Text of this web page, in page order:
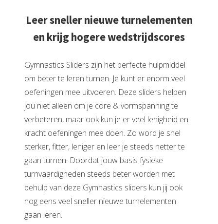
Leer sneller nieuwe turnelementen
en krijg hogere wedstrijdscores
Gymnastics Sliders zijn het perfecte hulpmiddel
om beter te leren turnen. Je kunt er enorm veel
oefeningen mee uitvoeren. Deze sliders helpen
jou niet alleen om je core & vormspanning te
verbeteren, maar ook kun je er veel lenigheid en
kracht oefeningen mee doen. Zo word je snel
sterker, fitter, leniger en leer je steeds netter te
gaan turnen. Doordat jouw basis fysieke
turnvaardigheden steeds beter worden met
behulp van deze Gymnastics sliders kun jij ook
nog eens veel sneller nieuwe turnelementen
gaan leren.